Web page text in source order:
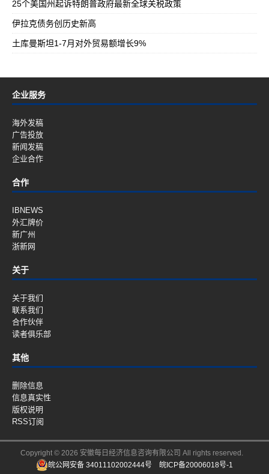
25个美国州起诉特朗普政府最新全球关税政策
伊拉克债务创历史新高
土库曼斯坦1-7月对外贸易额增长9%
企业服务
海外发稿
广告投放
新闻发稿
企业合作
合作
IBNEWS
外汇牌价
新广州
浙新网
关于
关于我们
联系我们
合作伙伴
读者俱乐部
其他
删除信息
信息真实性
版权说明
RSS订阅
Copyright © 2026 安徽每日经济信息咨询有限公司 All rights reserved.
皖公网安备 34011102002444号
皖ICP备20006018号-1